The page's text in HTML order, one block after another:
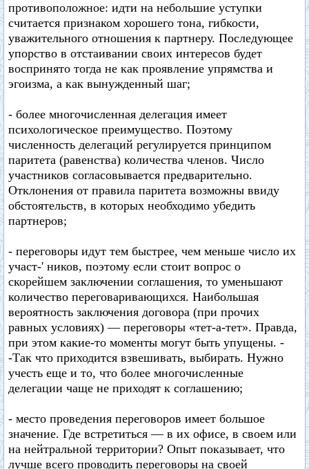
противоположное: идти на небольшие уступки
считается признаком хорошего тона, гибкости,
уважительного отношения к партнеру. Последующее
упорство в отстаивании своих интересов будет
воспринято тогда не как проявление упрямства и
эгоизма, а как вынужденный шаг;
- более многочисленная делегация имеет
психологическое преимущество. Поэтому
численность делегаций регулируется принципом
паритета (равенства) количества членов. Число
участников согласовывается предварительно.
Отклонения от правила паритета возможны ввиду
обстоятельств, в которых необходимо убедить
партнеров;
- переговоры идут тем быстрее, чем меньше число их
участ-' ников, поэтому если стоит вопрос о
скорейшем заключении соглашения, то уменьшают
количество переговаривающихся. Наибольшая
вероятность заключения договора (при прочих
равных условиях) — переговоры «тет-а-тет». Правда,
при этом какие-то моменты могут быть упущены. -
-Так что приходится взвешивать, выбирать. Нужно
учесть еще и то, что более многочисленные
делегации чаще не приходят к соглашению;
- место проведения переговоров имеет большое
значение. Где встретиться — в их офисе, в своем или
на нейтральной территории? Опыт показывает, что
лучше всего проводить переговоры на своей